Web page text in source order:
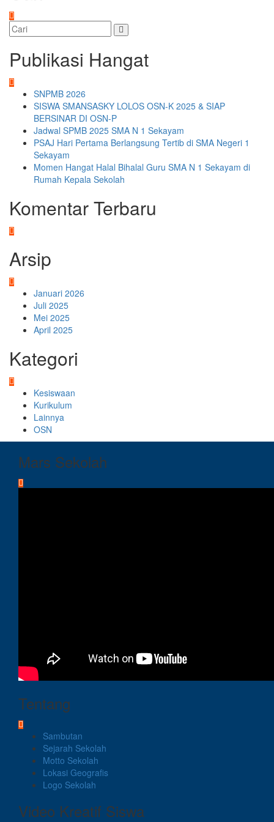
Publikasi Hangat
SNPMB 2026
SISWA SMANSASKY LOLOS OSN-K 2025 & SIAP
BERSINAR DI OSN-P
Jadwal SPMB 2025 SMA N 1 Sekayam
PSAJ Hari Pertama Berlangsung Tertib di SMA Negeri 1
Sekayam
Momen Hangat Halal Bihalal Guru SMA N 1 Sekayam di
Rumah Kepala Sekolah
Komentar Terbaru
Arsip
Januari 2026
Juli 2025
Mei 2025
April 2025
Kategori
Kesiswaan
Kurikulum
Lainnya
OSN
Mars Sekolah
Tentang
Sambutan
Sejarah Sekolah
Motto Sekolah
Lokasi Geografis
Logo Sekolah
Video Kreatif Siswa